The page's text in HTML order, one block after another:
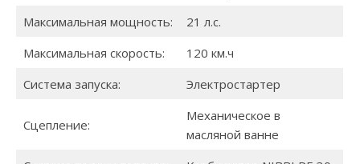
Максимальная мощность:
21 л.с.
Максимальная скорость:
120 км.ч
Система запуска:
Электростартер
Сцепление:
Механическое в
масляной ванне